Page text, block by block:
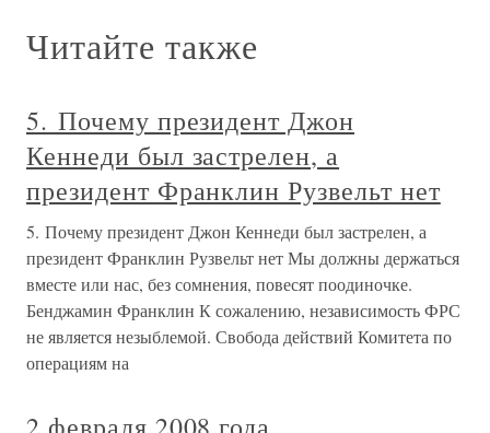
Читайте также
5. Почему президент Джон
Кеннеди был застрелен, а
президент Франклин Рузвельт нет
5. Почему президент Джон Кеннеди был застрелен, а
президент Франклин Рузвельт нет Мы должны держаться
вместе или нас, без сомнения, повесят поодиночке.
Бенджамин Франклин К сожалению, независимость ФРС
не является незыблемой. Свобода действий Комитета по
операциям на